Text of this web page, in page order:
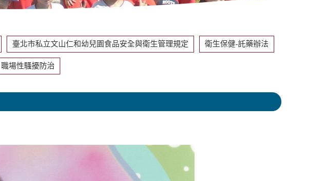
臺北市私立文山仁和幼兒園食品安全與衛生管理規定 衛生保健-託藥辦法
職場性騷擾防治